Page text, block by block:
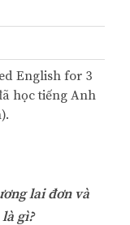
English for 3
học tiếng Anh
lai đơn và
gì?